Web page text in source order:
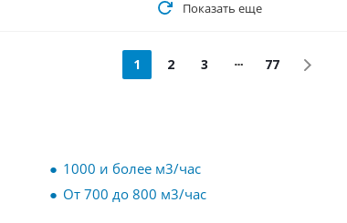
Показать еще
1 2 3 77
1000 и более м3/час
От 700 до 800 м3/час